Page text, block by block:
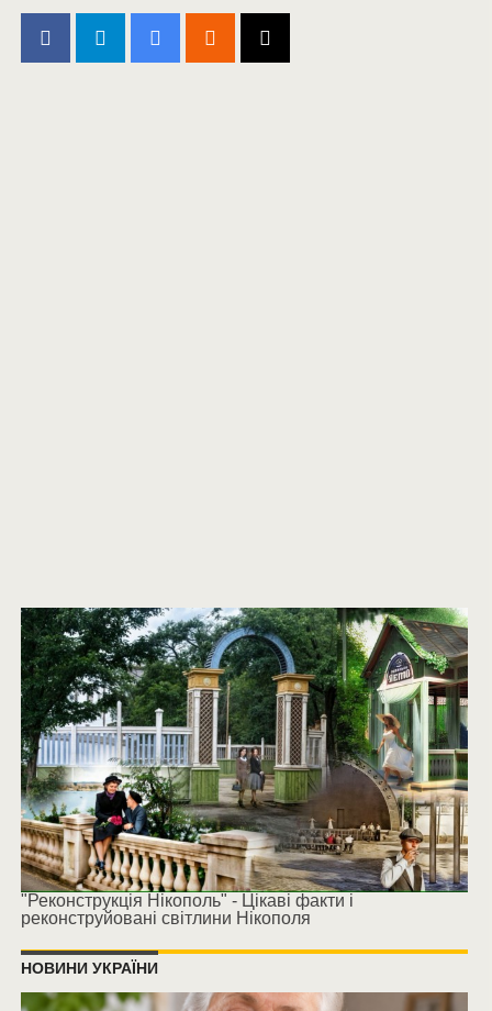
"Реконструкція Нікополь" - Цікаві факти і
реконструйовані світлини Нікополя
НОВИНИ УКРАЇНИ